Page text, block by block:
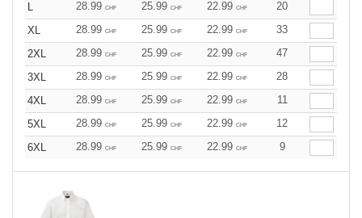
L 28.99 CHF 25.99 CHF 22.99 CHF
20
XL
28.99 CHF 25.99 CHF 22.99 CHF
33
2XL
28.99 CHF 25.99 CHF 22.99 CHF
47
3XL
28.99 CHF 25.99 CHF 22.99 CHF
28
4XL
28.99 CHF 25.99 CHF 22.99 CHF
11
5XL
28.99 CHF 25.99 CHF 22.99 CHF
12
6XL
28.99 CHF 25.99 CHF 22.99 CHF 9